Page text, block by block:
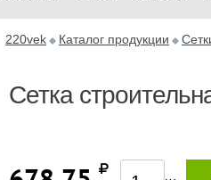
220vek Каталог продукции
Сетка